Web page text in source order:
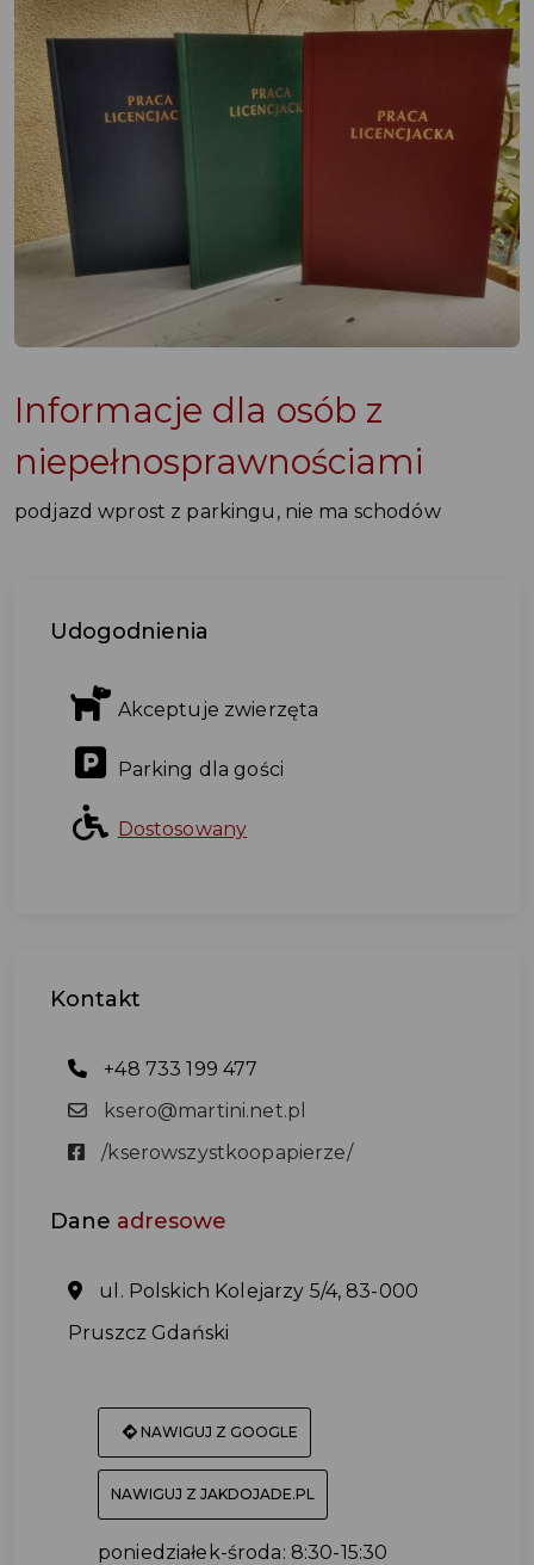
Informacje dla osób z
niepełnosprawnościami
podjazd wprost z parkingu, nie ma schodów
Udogodnienia
Akceptuje zwierzęta
Parking dla gości
Dostosowany
Kontakt
+48 733 199 477
ksero@martini.net.pl
/kserowszystkoopapierze/
Dane adresowe
ul. Polskich Kolejarzy 5/4, 83-000
Pruszcz Gdański
NAWIGUJ Z GOOGLE
NAWIGUJ Z JAKDOJADE.PL
poniedziałek-środa: 8:30-15:30